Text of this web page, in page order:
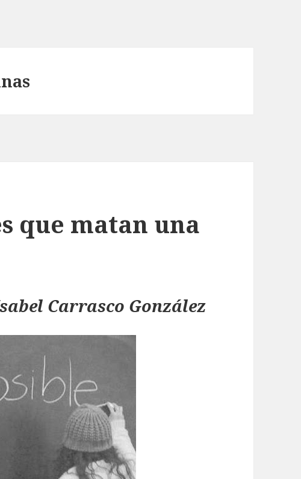
que matan una
Carrasco González